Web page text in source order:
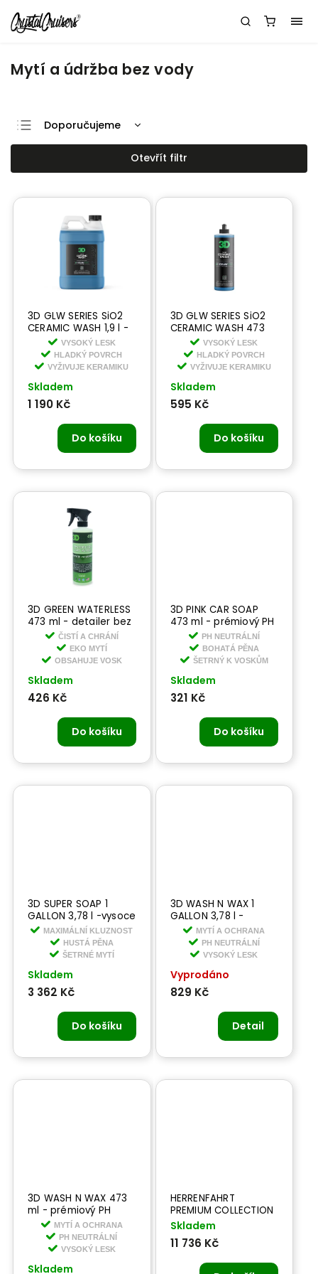
Mytí a údržba bez vody
Doporučujeme
Nejlevnější
Nejdražší
Abecedně
Otevřít filtr
3D GLW SERIES SiO2
CERAMIC WASH 1,9 l -
keramický šampon s
křemíkem
VYSOKÝ LESK
HLADKÝ POVRCH
VYŽIVUJE KERAMIKU
Skladem
1 190 Kč
Do košíku
3D GLW SERIES SiO2
CERAMIC WASH 473
ml - keramický
šampon s křemíkem
VYSOKÝ LESK
HLADKÝ POVRCH
VYŽIVUJE KERAMIKU
Skladem
595 Kč
Do košíku
3D GREEN WATERLESS
473 ml - detailer bez
obsahu vody
ČISTÍ A CHRÁNÍ
EKO MYTÍ
OBSAHUJE VOSK
Skladem
426 Kč
Do košíku
3D PINK CAR SOAP
473 ml - prémiový PH
neutrální
koncentrovaný
šampon
PH NEUTRÁLNÍ
BOHATÁ PĚNA
ŠETRNÝ K VOSKŮM
Skladem
321 Kč
Do košíku
3D SUPER SOAP 1
GALLON 3,78 l -vysoce
koncentrovaný PH
neutrální šampon
MAXIMÁLNÍ KLUZNOST
HUSTÁ PĚNA
ŠETRNÉ MYTÍ
Skladem
3 362 Kč
Do košíku
3D WASH N WAX 1
GALLON 3,78 l -
prémiový PH neutrální
šampon s voskem
MYTÍ A OCHRANA
PH NEUTRÁLNÍ
VYSOKÝ LESK
Vyprodáno
829 Kč
Detail
3D WASH N WAX 473
ml - prémiový PH
neutrální šampon s
voskem
MYTÍ A OCHRANA
PH NEUTRÁLNÍ
VYSOKÝ LESK
Skladem
HERRENFAHRT
PREMIUM COLLECTION
- péče o lak
Skladem
11 736 Kč